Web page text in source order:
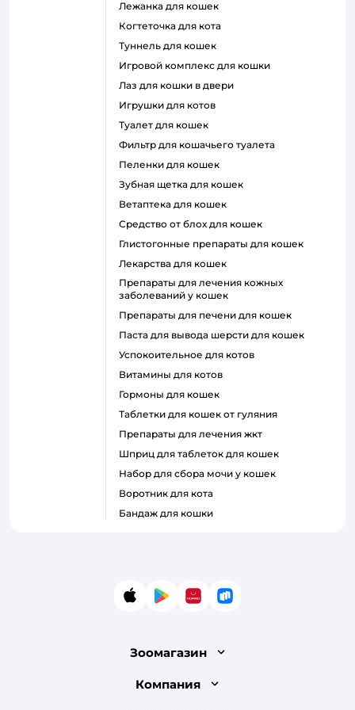
лежанка для кошек
когтеточка для кота
туннель для кошек
игровой комплекс для кошки
лаз для кошки в двери
игрушки для котов
туалет для кошек
фильтр для кошачьего туалета
пеленки для кошек
зубная щетка для кошек
ветаптека для кошек
средство от блох для кошек
глистогонные препараты для кошек
лекарства для кошек
препараты для лечения кожных
заболеваний у кошек
препараты для печени для кошек
паста для вывода шерсти для кошек
успокоительное для котов
витамины для котов
гормоны для кошек
таблетки для кошек от гуляния
препараты для лечения жкт
шприц для таблеток для кошек
набор для сбора мочи у кошек
воротник для кота
бандаж для кошки
App StoreGoogle Play
AppGallery
RuStore
Зоомагазин
Лицензия
Компания